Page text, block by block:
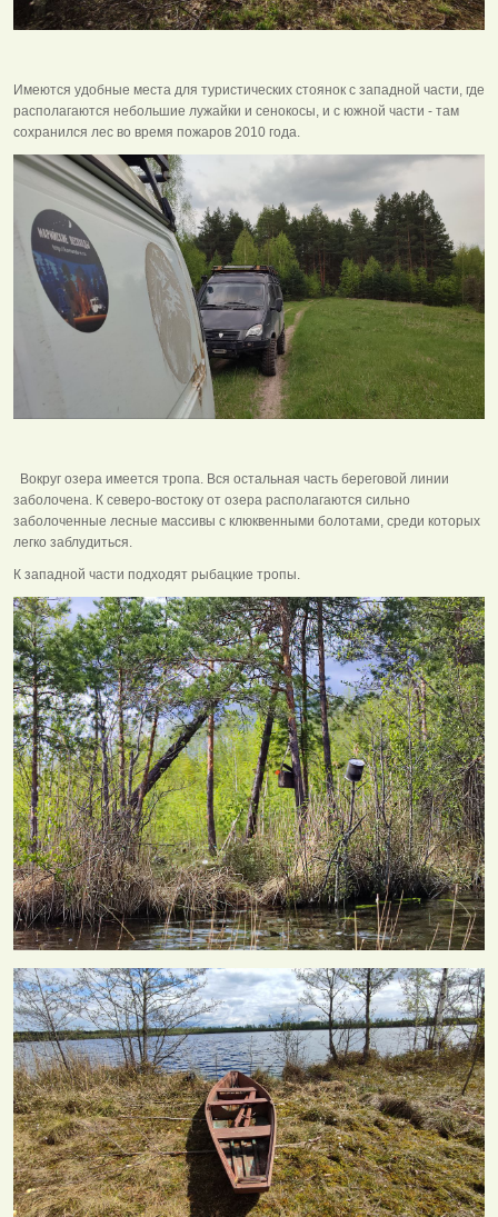
Имеются удобные места для туристических стоянок с западной части, где
располагаются небольшие лужайки и сенокосы, и с южной части - там
сохранился лес во время пожаров 2010 года.
Вокруг озера имеется тропа. Вся остальная часть береговой линии
заболочена. К северо-востоку от озера располагаются сильно
заболоченные лесные массивы с клюквенными болотами, среди которых
легко заблудиться.
К западной части подходят рыбацкие тропы.